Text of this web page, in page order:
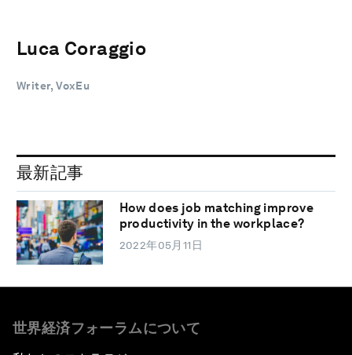
Luca Coraggio
Writer, VoxEu
最新記事
How does job matching improve
productivity in the workplace?
2022年05月11日
世界経済フォーラムについて